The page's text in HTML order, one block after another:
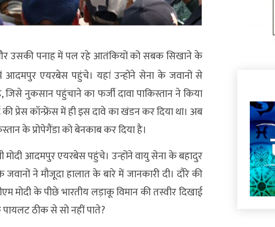
उसकी पनाह में पल रहे आतंकियों को सबक सिखाने के
में आदमपुर एयरबेस पहुंचे। यहां उन्होंने सेना के जवानों से
नुकसान पहुंचाने का फर्जी दावा पाकिस्तान ने किया
की प्रेस कॉन्फ्रेंस में ही इस दावे का खंडन कर दिया था। अब
के प्रोपेगैंडा को बेनकाब कर दिया है।
मोदी आदमपुर एयरबेस पहुंचे। उन्होंने वायु सेना के बहादुर
ने मौजूदा हालात के बारे में जानकारी दी। दौरे की
के पीछे भारतीय लड़ाकू विमान की तस्वीर दिखाई
ठीक से सो नहीं पाते?